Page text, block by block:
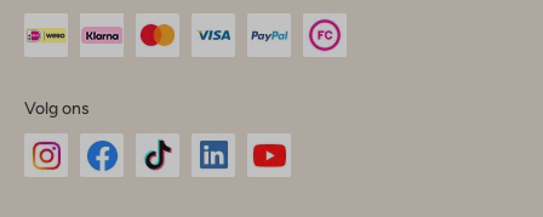
Volg ons